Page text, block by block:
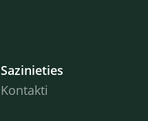
Sazinieties
Kontakti